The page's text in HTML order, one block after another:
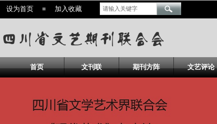
设为首页 ≡ 加入收藏
设为首页 ※ 加入收藏
首页 文刊联 期刊方阵 文艺评论
首页 文刊联 期刊方阵 文艺评论